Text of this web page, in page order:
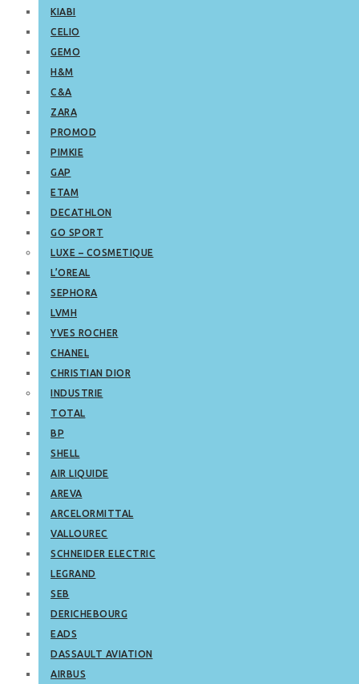
KIABI
CELIO
GEMO
H&M
C&A
ZARA
PROMOD
PIMKIE
GAP
ETAM
DECATHLON
GO SPORT
LUXE – COSMETIQUE
L’OREAL
SEPHORA
LVMH
YVES ROCHER
CHANEL
CHRISTIAN DIOR
INDUSTRIE
TOTAL
BP
SHELL
AIR LIQUIDE
AREVA
ARCELORMITTAL
VALLOUREC
SCHNEIDER ELECTRIC
LEGRAND
SEB
DERICHEBOURG
EADS
DASSAULT AVIATION
AIRBUS